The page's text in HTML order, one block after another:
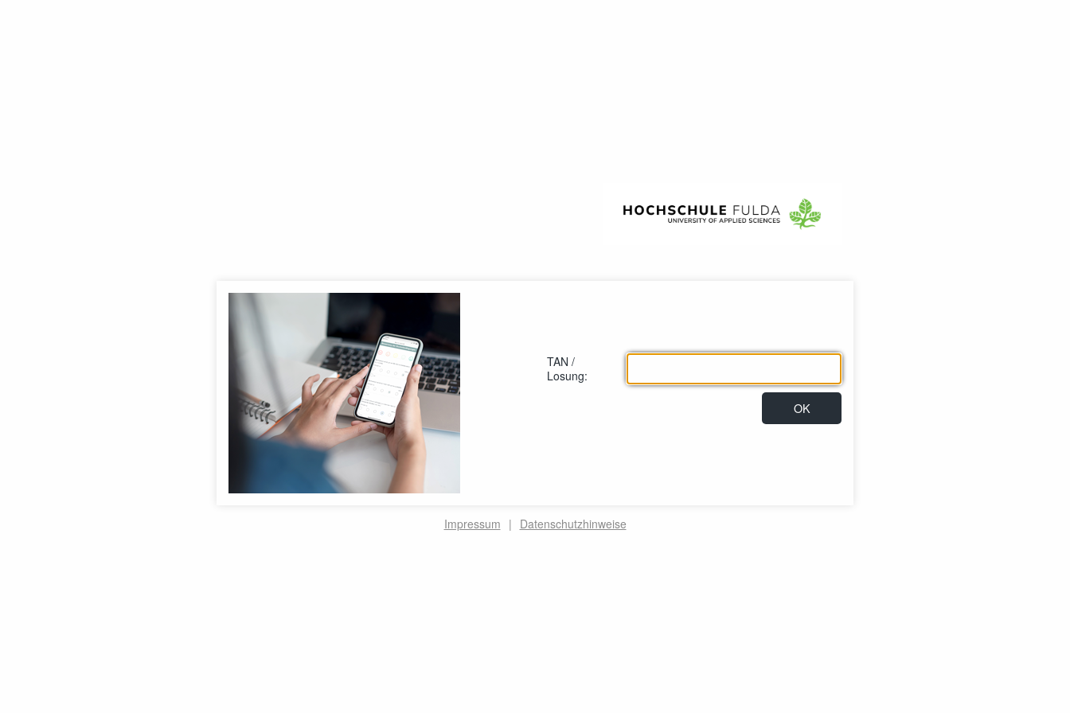
Anmeldebildschirm
TAN /
Losung:
Impressum | Datenschutzhinweise